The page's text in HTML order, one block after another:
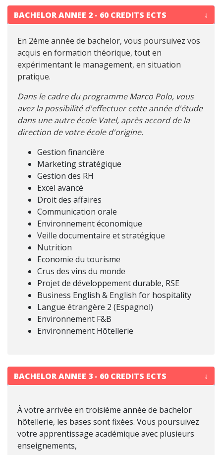
BACHELOR ANNEE 2 - 60 CREDITS ECTS
En 2ème année de bachelor, vous poursuivez vos
acquis en formation théorique, tout en
expérimentant le management, en situation
pratique.
Dans le cadre du programme Marco Polo, vous
avez la possibilité d'effectuer cette année d'étude
dans une autre école Vatel, après accord de la
direction de votre école d'origine.
Gestion financière
Marketing stratégique
Gestion des RH
Excel avancé
Droit des affaires
Communication orale
Environnement économique
Veille documentaire et stratégique
Nutrition
Economie du tourisme
Crus des vins du monde
Projet de développement durable, RSE
Business English & English for hospitality
Langue étrangère 2 (Espagnol)
Environnement F&B
Environnement Hôtellerie
BACHELOR ANNEE 3 - 60 CREDITS ECTS
À votre arrivée en troisième année de bachelor
hôtellerie, les bases sont fixées. Vous poursuivez
votre apprentissage académique avec plusieurs
enseignements,